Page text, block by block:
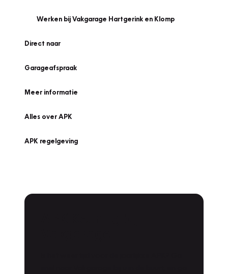
Werken bij Vakgarage Hartgerink en Klomp
Direct naar
Garageafspraak
Meer informatie
Alles over APK
APK regelgeving